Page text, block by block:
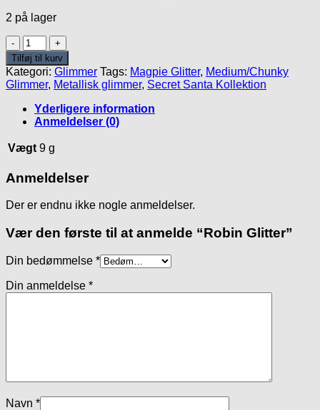
2 på lager
Robin
Glitter
antal
Tilføj til kurv
Kategori: Glimmer Tags: Magpie Glitter, Medium/Chunky
Glimmer, Metallisk glimmer, Secret Santa Kollektion
Yderligere information
Anmeldelser (0)
Vægt 9 g
Anmeldelser
Der er endnu ikke nogle anmeldelser.
Vær den første til at anmelde “Robin Glitter”
Din bedømmelse *
Din anmeldelse *
Navn *